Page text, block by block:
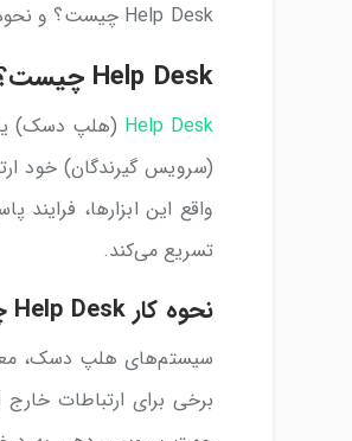
Help Desk چیست؟ و نحوه کارکرد آن چگونه است؟
Help Desk چیست؟
Help Desk (هلپ دسک) یا
(سرویس گیرندگان) خود
واقع این ابزارها،
تسریع می‌کند.
نحوه کار Help Desk چگونه است؟
سیستم‌های هلپ دسک،
برخی برای ارتباطات